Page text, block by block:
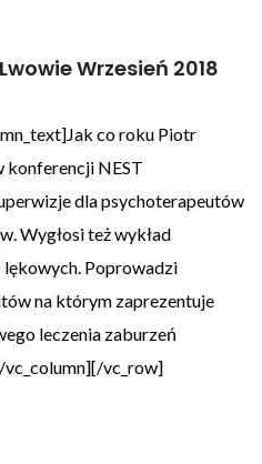
Wrzesień 2018
co roku Piotr
konferencji NEST
dla psychoterapeutów
Wygłosi też wykład
Poprowadzi
na którym zaprezentuje
leczenia zaburzeń
vc_row]